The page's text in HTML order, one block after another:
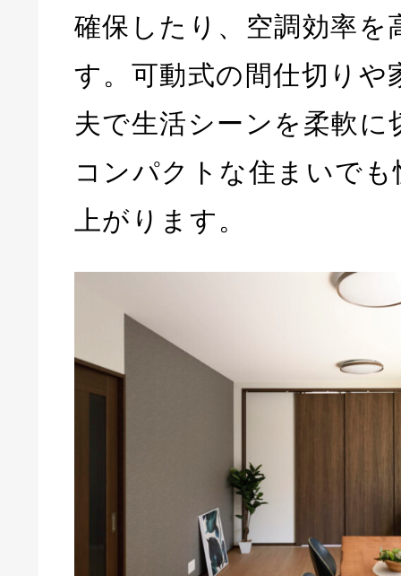
確保したり、空調効率を
す。可動式の間仕切りや
夫で生活シーンを柔軟に
コンパクトな住まいで
上がります。